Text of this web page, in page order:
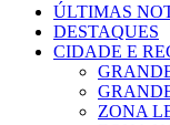
ÚLTIMAS
DESTAQUES
CIDADE E
ZONA